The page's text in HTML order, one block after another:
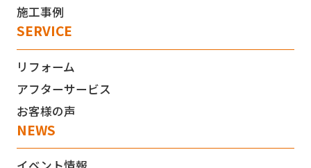
施工事例
SERVICE
リフォーム
アフターサービス
お客様の声
NEWS